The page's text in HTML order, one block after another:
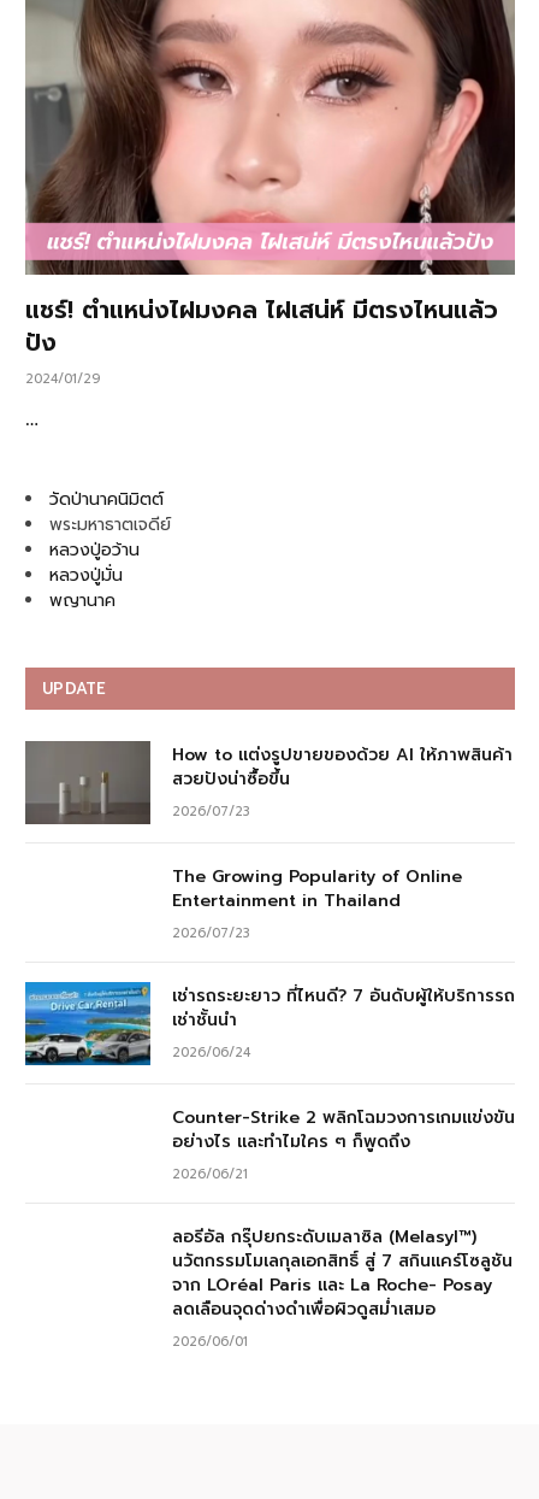
แชร์! ตำแหน่งไฝมงคล ไฝเสน่ห์ มีตรงไหนแล้ว
ปัง
2024/01/29
…
วัดป่านาคนิมิตต์
พระมหาธาตเจดีย์
หลวงปู่อว้าน
หลวงปู่มั่น
พญานาค
UPDATE
How to แต่งรูปขายของด้วย AI ให้ภาพสินค้า
สวยปังน่าซื้อขึ้น
2026/07/23
The Growing Popularity of Online
Entertainment in Thailand
2026/07/23
เช่ารถระยะยาว ที่ไหนดี? 7 อันดับผู้ให้บริการรถ
เช่าชั้นนำ
2026/06/24
Counter-Strike 2 พลิกโฉมวงการเกมแข่งขัน
อย่างไร และทำไมใคร ๆ ก็พูดถึง
2026/06/21
ลอรีอัล กรุ๊ปยกระดับเมลาซิล (Melasyl™)
นวัตกรรมโมเลกุลเอกสิทธิ์ สู่ 7 สกินแคร์โซลูชัน
จาก LOréal Paris และ La Roche- Posay
ลดเลือนจุดด่างดำเพื่อผิวดูสม่ำเสมอ
2026/06/01